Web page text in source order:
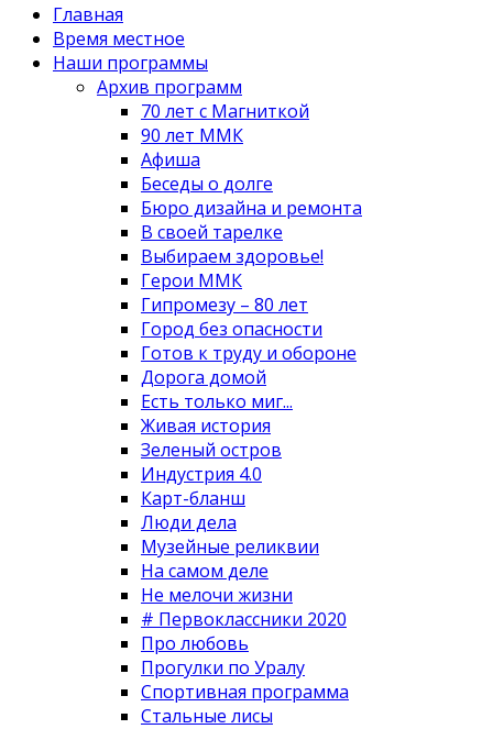
Главная
Время местное
Наши программы
Архив программ
70 лет с Магниткой
90 лет ММК
Афиша
Беседы о долге
Бюро дизайна и ремонта
В своей тарелке
Выбираем здоровье!
Герои ММК
Гипромезу – 80 лет
Город без опасности
Готов к труду и обороне
Дорога домой
Есть только миг...
Живая история
Зеленый остров
Индустрия 4.0
Карт-бланш
Люди дела
Музейные реликвии
На самом деле
Не мелочи жизни
# Первоклассники 2020
Про любовь
Прогулки по Уралу
Спортивная программа
Стальные лисы